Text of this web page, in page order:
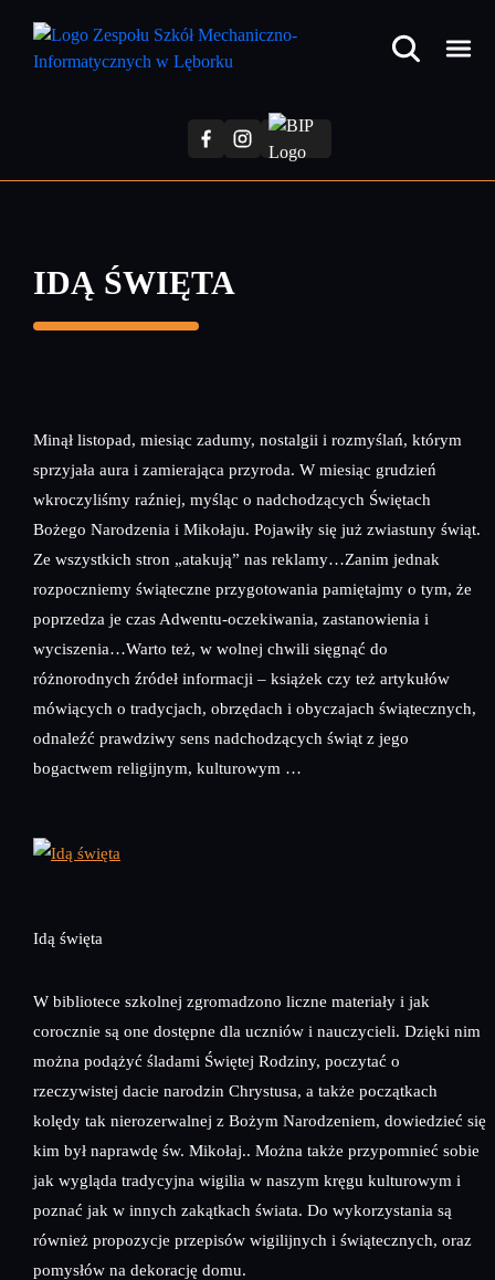
treści
IDĄ ŚWIĘTA
Minął listopad, miesiąc zadumy, nostalgii i rozmyślań, którym
sprzyjała aura i zamierająca przyroda. W miesiąc grudzień
wkroczyliśmy raźniej, myśląc o nadchodzących Świętach
Bożego Narodzenia i Mikołaju. Pojawiły się już zwiastuny świąt.
Ze wszystkich stron „atakują” nas reklamy…Zanim jednak
rozpoczniemy świąteczne przygotowania pamiętajmy o tym, że
poprzedza je czas Adwentu-oczekiwania, zastanowienia i
wyciszenia…Warto też, w wolnej chwili sięgnąć do
różnorodnych źródeł informacji – książek czy też artykułów
mówiących o tradycjach, obrzędach i obyczajach świątecznych,
odnaleźć prawdziwy sens nadchodzących świąt z jego
bogactwem religijnym, kulturowym …
Idą święta
W bibliotece szkolnej zgromadzono liczne materiały i jak
corocznie są one dostępne dla uczniów i nauczycieli. Dzięki nim
można podążyć śladami Świętej Rodziny, poczytać o
rzeczywistej dacie narodzin Chrystusa, a także początkach
kolędy tak nierozerwalnej z Bożym Narodzeniem, dowiedzieć się
kim był naprawdę św. Mikołaj.. Można także przypomnieć sobie
jak wygląda tradycyjna wigilia w naszym kręgu kulturowym i
poznać jak w innych zakątkach świata. Do wykorzystania są
również propozycje przepisów wigilijnych i świątecznych, oraz
pomysłów na dekorację domu.